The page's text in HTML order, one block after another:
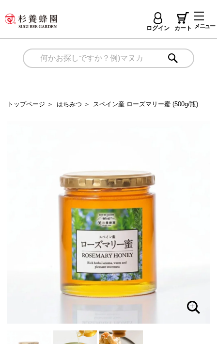
メニュー
ログイン カート
トップページ ＞ はちみつ ＞ スペイン産 ローズマリー蜜 (500g/瓶)